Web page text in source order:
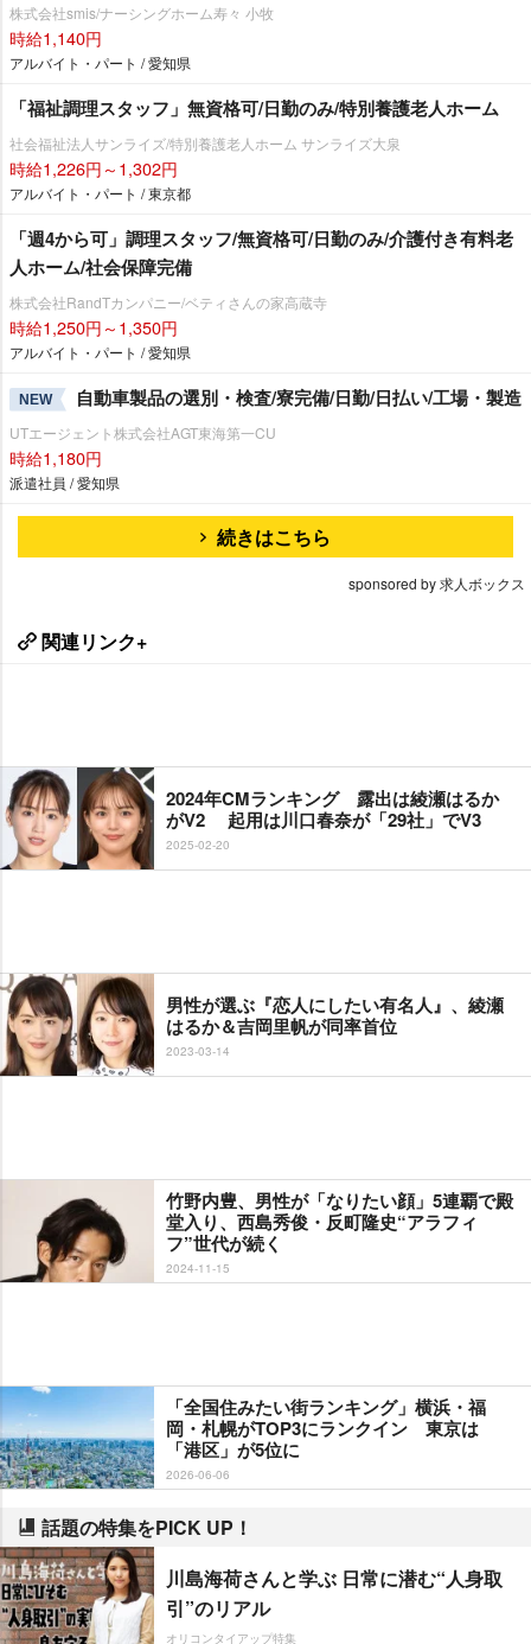
株式会社smis/ナーシングホーム寿々 小牧
時給1,140円
アルバイト・パート / 愛知県
「福祉調理スタッフ」無資格可/日勤のみ/特別養護老人ホーム
社会福祉法人サンライズ/特別養護老人ホーム サンライズ大泉
時給1,226円～1,302円
アルバイト・パート / 東京都
「週4から可」調理スタッフ/無資格可/日勤のみ/介護付き有料老
人ホーム/社会保障完備
株式会社RandTカンパニー/ベティさんの家高蔵寺
時給1,250円～1,350円
アルバイト・パート / 愛知県
NEW 自動車製品の選別・検査/寮完備/日勤/日払い/工場・製造
UTエージェント株式会社AGT東海第一CU
時給1,180円
派遣社員 / 愛知県
続きはこちら
sponsored by 求人ボックス
関連リンク+
2024年CMランキング 露出は綾瀬はるか
がV2 起用は川口春奈が「29社」でV3
2025-02-20
男性が選ぶ『恋人にしたい有名人』、綾瀬
はるか＆吉岡里帆が同率首位
2023-03-14
竹野内豊、男性が「なりたい顔」5連覇で殿
堂入り、西島秀俊・反町隆史“アラフィ
フ”世代が続く
2024-11-15
「全国住みたい街ランキング」横浜・福
岡・札幌がTOP3にランクイン 東京は
「港区」が5位に
2026-06-06
話題の特集をPICK UP！
川島海荷さんと学ぶ 日常に潜む“人身取
引”のリアル
オリコンタイアップ特集